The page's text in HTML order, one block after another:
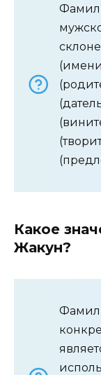
Какое
Жакун?